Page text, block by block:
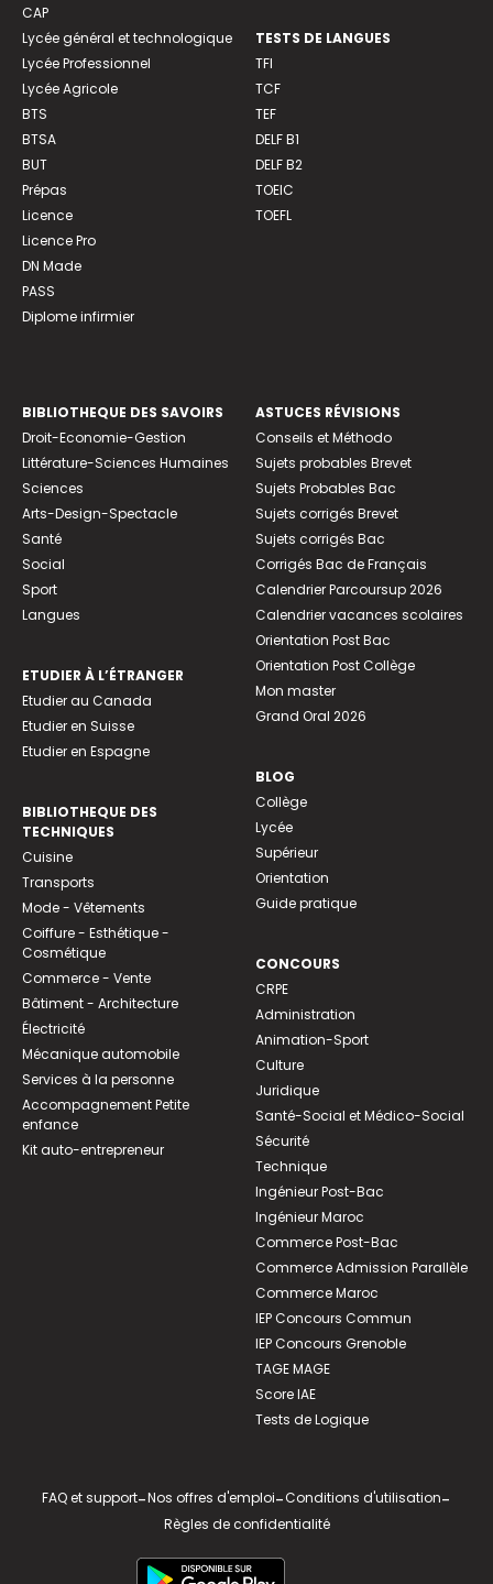
CAP
Lycée général et technologique
Lycée Professionnel
Lycée Agricole
BTS
BTSA
BUT
Prépas
Licence
Licence Pro
DN Made
PASS
Diplome infirmier
TESTS DE LANGUES
TFI
TCF
TEF
DELF B1
DELF B2
TOEIC
TOEFL
BIBLIOTHEQUE DES SAVOIRS
Droit-Economie-Gestion
Littérature-Sciences Humaines
Sciences
Arts-Design-Spectacle
Santé
Social
Sport
Langues
ETUDIER À L’ÉTRANGER
Etudier au Canada
Etudier en Suisse
Etudier en Espagne
BIBLIOTHEQUE DES
TECHNIQUES
Cuisine
Transports
Mode - Vêtements
Coiffure - Esthétique -
Cosmétique
Commerce - Vente
Bâtiment - Architecture
Électricité
Mécanique automobile
Services à la personne
Accompagnement Petite
enfance
Kit auto-entrepreneur
ASTUCES RÉVISIONS
Conseils et Méthodo
Sujets probables Brevet
Sujets Probables Bac
Sujets corrigés Brevet
Sujets corrigés Bac
Corrigés Bac de Français
Calendrier Parcoursup 2026
Calendrier vacances scolaires
Orientation Post Bac
Orientation Post Collège
Mon master
Grand Oral 2026
BLOG
Collège
Lycée
Supérieur
Orientation
Guide pratique
CONCOURS
CRPE
Administration
Animation-Sport
Culture
Juridique
Santé-Social et Médico-Social
Sécurité
Technique
Ingénieur Post-Bac
Ingénieur Maroc
Commerce Post-Bac
Commerce Admission Parallèle
Commerce Maroc
IEP Concours Commun
IEP Concours Grenoble
TAGE MAGE
Score IAE
Tests de Logique
FAQ et support-Nos offres d'emploi-Conditions d'utilisation-
Règles de confidentialité